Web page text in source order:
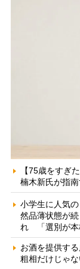
【75歳をすぎ
楠木新氏が指
小学生に人気
然品薄状態が
れ 「選別が本
お酒を提供す
粗相だけじゃ